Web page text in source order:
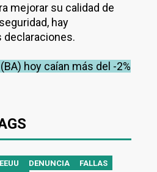
mejorar su calidad de
hay
hoy caían más del -2%
EEUU DENUNCIA FALLAS